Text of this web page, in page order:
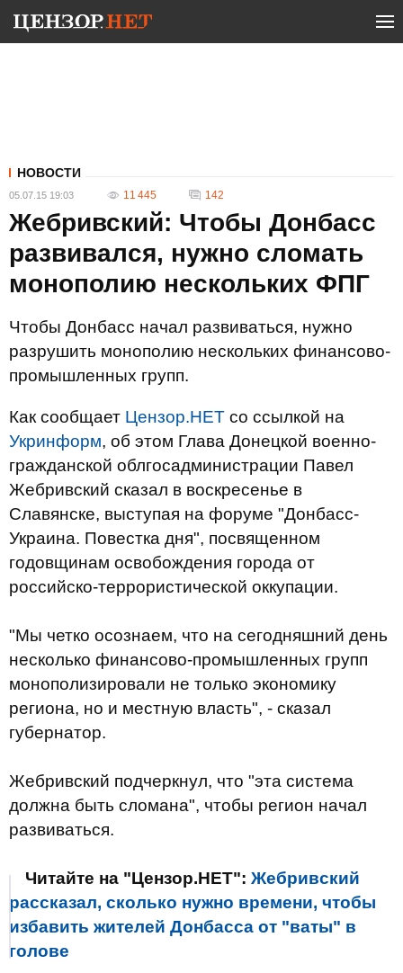
НОВОСТИ
05.07.15 19:03 11 445 142
Жебривский: Чтобы Донбасс
развивался, нужно сломать
монополию нескольких ФПГ
Чтобы Донбасс начал развиваться, нужно
разрушить монополию нескольких финансово-
промышленных групп.
Как сообщает Цензор.НЕТ со ссылкой на
Укринформ, об этом Глава Донецкой военно-
гражданской облгосадминистрации Павел
Жебривский сказал в воскресенье в
Славянске, выступая на форуме "Донбасс-
Украина. Повестка дня", посвященном
годовщинам освобождения города от
российско-террористической оккупации.
"Мы четко осознаем, что на сегодняшний день
несколько финансово-промышленных групп
монополизировали не только экономику
региона, но и местную власть", - сказал
губернатор.
Жебривский подчеркнул, что "эта система
должна быть сломана", чтобы регион начал
развиваться.
Читайте на "Цензор.НЕТ": Жебривский
рассказал, сколько нужно времени, чтобы
избавить жителей Донбасса от "ваты" в
голове